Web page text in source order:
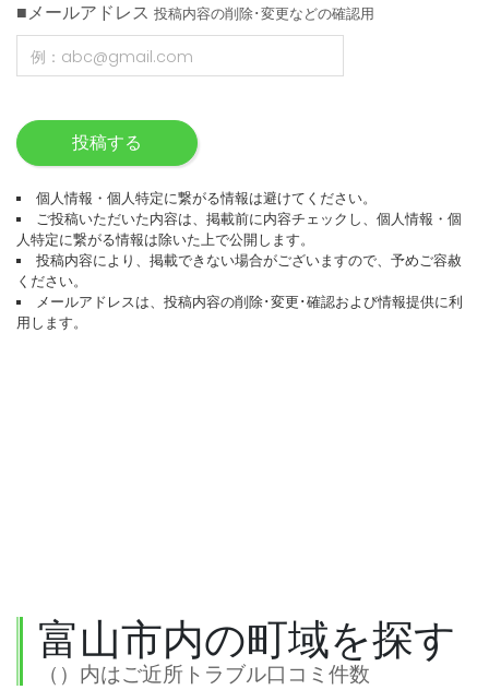
■メールアドレス 投稿内容の削除･変更などの確認用
投稿する
個人情報・個人特定に繋がる情報は避けてください。
ご投稿いただいた内容は、掲載前に内容チェックし、個人情報・個
人特定に繋がる情報は除いた上で公開します。
投稿内容により、掲載できない場合がございますので、予めご容赦
ください。
メールアドレスは、投稿内容の削除･変更･確認および情報提供に利
用します。
富山市内の町域を探す
（）内はご近所トラブル口コミ件数